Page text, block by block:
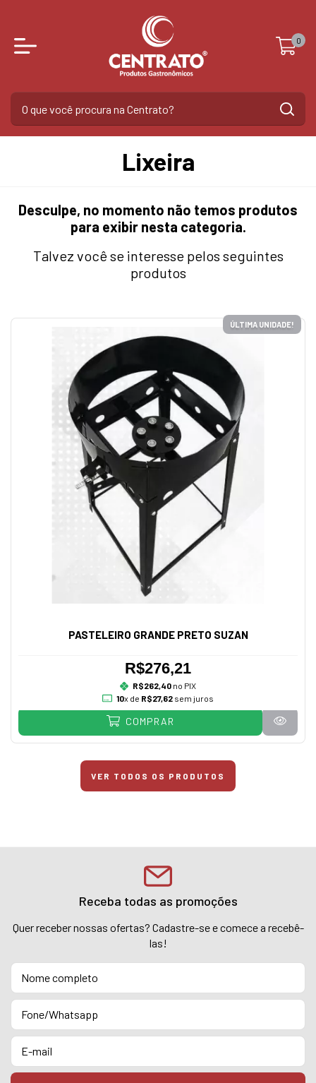
0
Lixeira
Desculpe, no momento não temos produtos
para exibir nesta categoria.
Talvez você se interesse pelos seguintes
produtos
ÚLTIMA UNIDADE!
PASTELEIRO GRANDE PRETO SUZAN
R$276,21
R$262,40 no PIX
10x de R$27,62sem juros
COMPRAR
VER TODOS OS PRODUTOS
Receba todas as promoções
Quer receber nossas ofertas? Cadastre-se e comece a recebê-
las!